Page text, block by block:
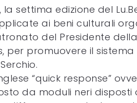
settima edizione del
ai beni culturali
del Presidente
promuovere il
“quick response”
da moduli neri